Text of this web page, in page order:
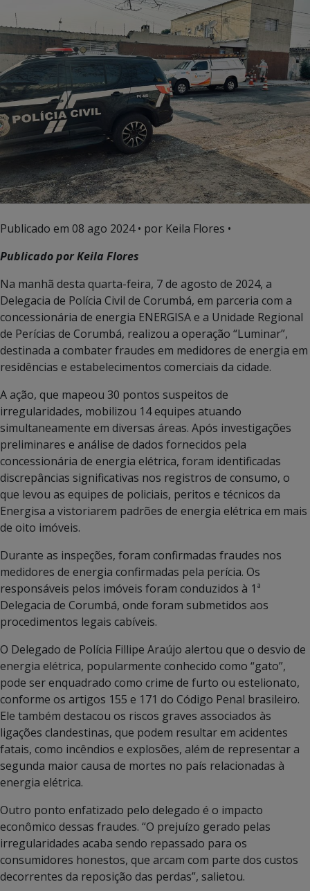
Publicado em 08 ago 2024• por Keila Flores •
Publicado por Keila Flores
Na manhã desta quarta-feira, 7 de agosto de 2024, a
Delegacia de Polícia Civil de Corumbá, em parceria com a
concessionária de energia ENERGISA e a Unidade Regional
de Perícias de Corumbá, realizou a operação “Luminar”,
destinada a combater fraudes em medidores de energia em
residências e estabelecimentos comerciais da cidade.
A ação, que mapeou 30 pontos suspeitos de
irregularidades, mobilizou 14 equipes atuando
simultaneamente em diversas áreas. Após investigações
preliminares e análise de dados fornecidos pela
concessionária de energia elétrica, foram identificadas
discrepâncias significativas nos registros de consumo, o
que levou as equipes de policiais, peritos e técnicos da
Energisa a vistoriarem padrões de energia elétrica em mais
de oito imóveis.
Durante as inspeções, foram confirmadas fraudes nos
medidores de energia confirmadas pela perícia. Os
responsáveis pelos imóveis foram conduzidos à 1ª
Delegacia de Corumbá, onde foram submetidos aos
procedimentos legais cabíveis.
O Delegado de Polícia Fillipe Araújo alertou que o desvio de
energia elétrica, popularmente conhecido como “gato”,
pode ser enquadrado como crime de furto ou estelionato,
conforme os artigos 155 e 171 do Código Penal brasileiro.
Ele também destacou os riscos graves associados às
ligações clandestinas, que podem resultar em acidentes
fatais, como incêndios e explosões, além de representar a
segunda maior causa de mortes no país relacionadas à
energia elétrica.
Outro ponto enfatizado pelo delegado é o impacto
econômico dessas fraudes. “O prejuízo gerado pelas
irregularidades acaba sendo repassado para os
consumidores honestos, que arcam com parte dos custos
decorrentes da reposição das perdas”, salietou.